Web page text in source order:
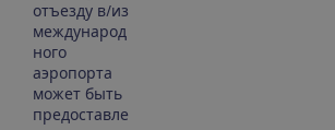
отъезду в/из
международ
ного
аэропорта
может быть
предоставле